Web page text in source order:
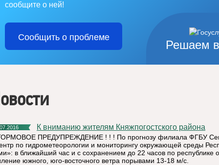
Решаем
сообщите о ней!
Сообщить о проблеме
К вниманию жителям Княжпогостского района
ПРЕДУПРЕЖДЕНИЕ ! ! ! По прогнозу филиала ФГБУ
по гидрометеорологии и мониторингу окружающей среды
в ближайший час и с сохранением до 22 часов по республике
южного, юго-восточного ветра порывами 13-18 м/с.